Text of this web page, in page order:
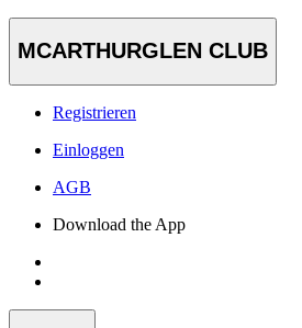
MCARTHURGLEN CLUB
Registrieren
Einloggen
AGB
Download the App